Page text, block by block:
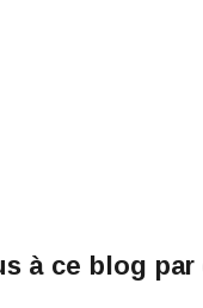
à ce blog par